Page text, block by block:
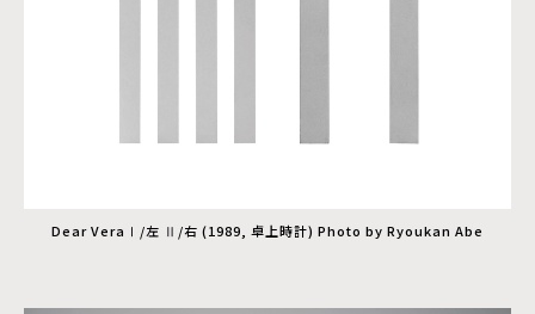
Dear VeraⅠ/左 Ⅱ/右 (1989, 卓上時計) Photo by Ryoukan Abe